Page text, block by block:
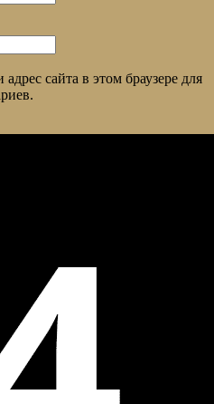
сайта в этом браузере для